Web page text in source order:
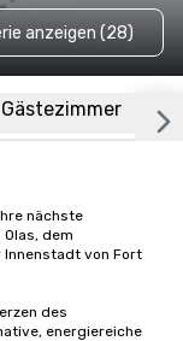
anzeigen (28)
Gästezimmer
nächste
dem
Innenstadt von Fort
des
energiereiche